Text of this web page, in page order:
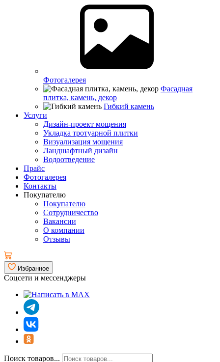
Фотогалерея
Фасадная
плитка, камень, декор
Гибкий камень
Услуги
Дизайн-проект мощения
Укладка тротуарной плитки
Визуализация мощения
Ландшафтный дизайн
Водоотведение
Прайс
Фотогалерея
Контакты
Покупателю
Покупателю
Сотрудничество
Вакансии
О компании
Отзывы
Избранное
Соцсети и мессенджеры
Поиск товаров...